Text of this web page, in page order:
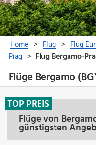
Flüge Bergamo
Flüge von
günstigsten
TOP PREIS